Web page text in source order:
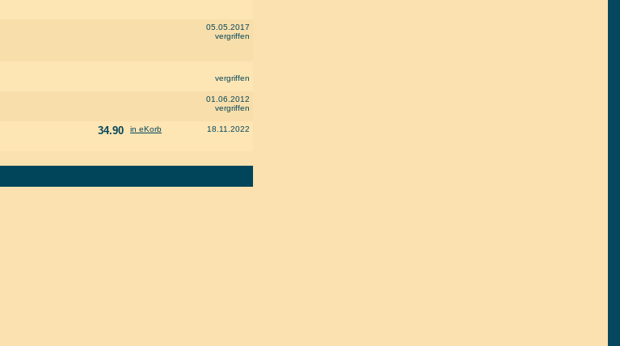
05.05.2017
vergriffen
vergriffen
01.06.2012
vergriffen
34.90 in eKorb 18.11.2022